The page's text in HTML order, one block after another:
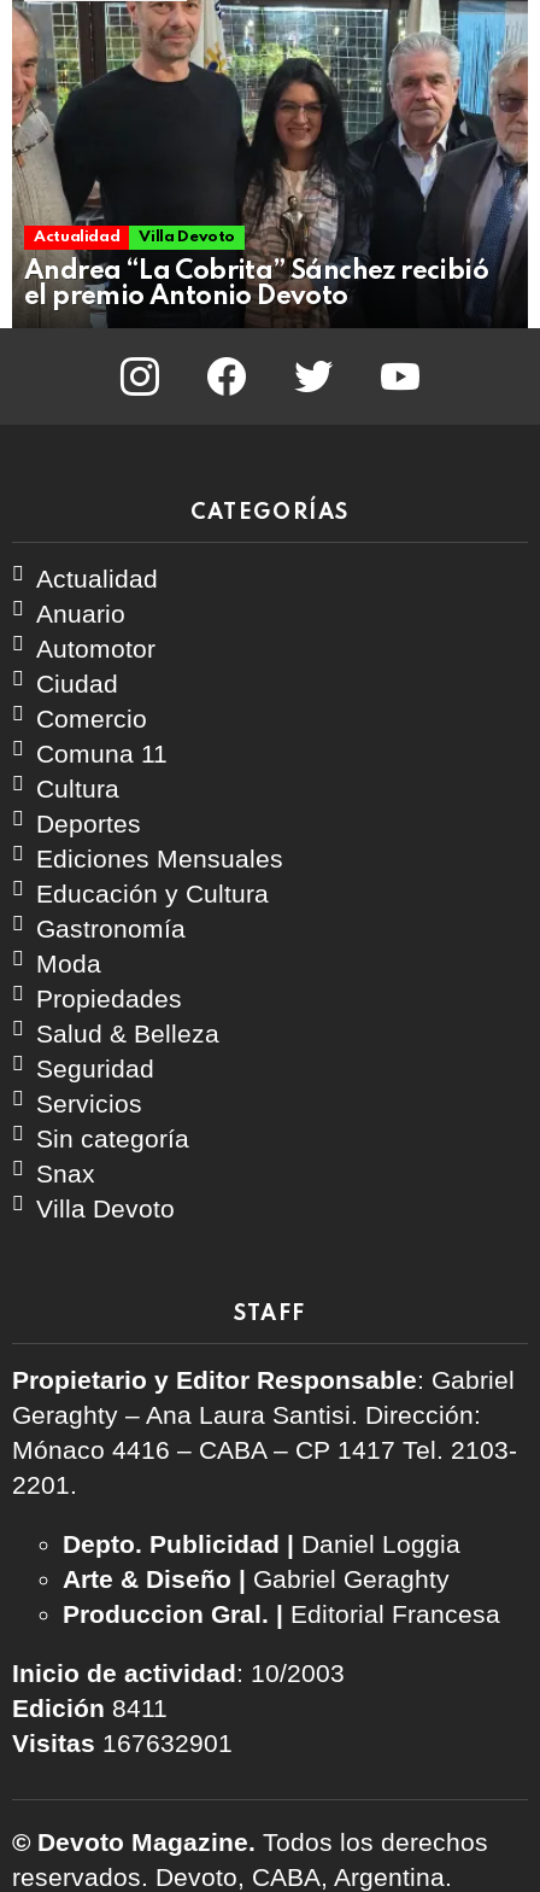
Actualidad Villa Devoto
Andrea “La Cobrita” Sánchez recibió
el premio Antonio Devoto
instagram facebook twitter youtube
CATEGORÍAS
Actualidad
Anuario
Automotor
Ciudad
Comercio
Comuna 11
Cultura
Deportes
Ediciones Mensuales
Educación y Cultura
Gastronomía
Moda
Propiedades
Salud & Belleza
Seguridad
Servicios
Sin categoría
Snax
Villa Devoto
STAFF
Propietario y Editor Responsable: Gabriel
Geraghty – Ana Laura Santisi. Dirección:
Mónaco 4416 – CABA – CP 1417 Tel. 2103-
2201.
Depto. Publicidad | Daniel Loggia
Arte & Diseño | Gabriel Geraghty
Produccion Gral. | Editorial Francesa
Inicio de actividad: 10/2003
Edición 8411
Visitas 167632901
© Devoto Magazine. Todos los derechos
reservados. Devoto, CABA, Argentina.